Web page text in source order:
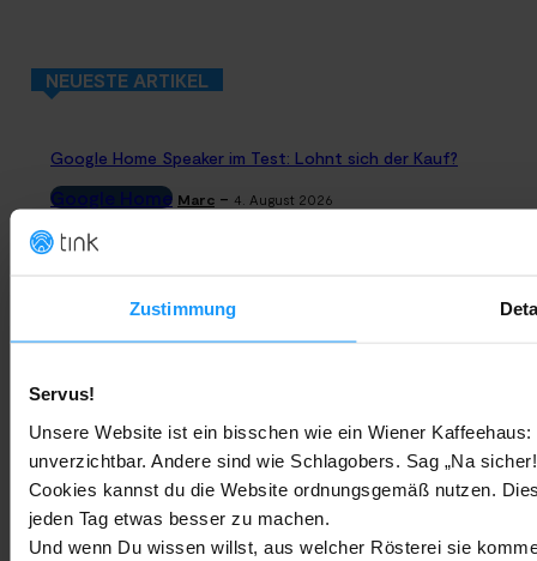
Zustimmung
Servus!
Unsere Website ist ein bisschen wie ein Wiener
unverzichtbar. Andere sind wie Schlagobers. Sag „Na
Cookies kannst du die Website ordnungsgemäß nutzen.
jeden Tag etwas besser zu machen.
Und wenn Du wissen willst, aus welcher Rösterei sie
NEUESTE ARTIKEL
Google Home Speaker im Test: Lohnt sich der Kauf?
Google Home Marc - 4. August 2026
Sony WH-CH730N geleakt: Alles zu Sonys neuen Budget-
Kopfhörern
Trends & Technologien Marc - 2. August 2026
Homematic IP Kamera: Die neue Kamerafamilie im Überblick